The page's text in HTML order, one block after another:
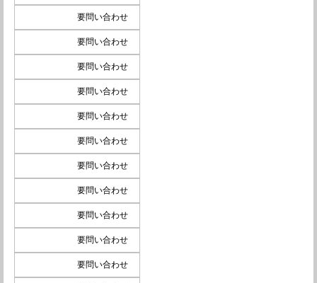
要問い合わせ
要問い合わせ
要問い合わせ
要問い合わせ
要問い合わせ
要問い合わせ
要問い合わせ
要問い合わせ
要問い合わせ
要問い合わせ
要問い合わせ